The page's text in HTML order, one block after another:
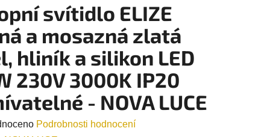
svítidlo ELIZE
a mosazná zlatá
hliník a silikon LED
230V 3000K IP20
- NOVA LUCE
Podrobnosti hodnocení